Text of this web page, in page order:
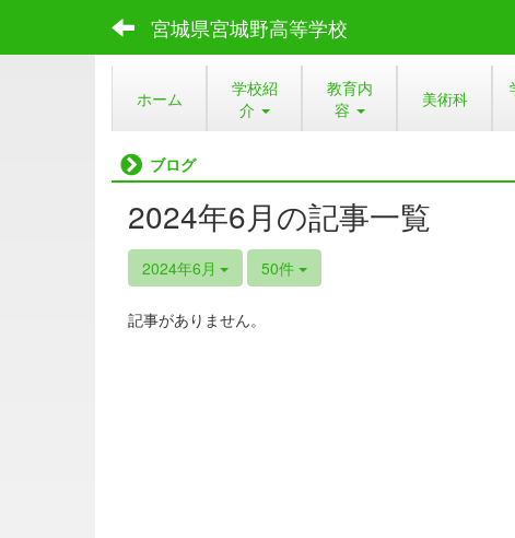
宮城県宮城野高等学校
ホーム
学校紹
介
教育内
容
美術科
ブログ
2024年6月の記事一覧
2024年6月 50件
記事がありません。